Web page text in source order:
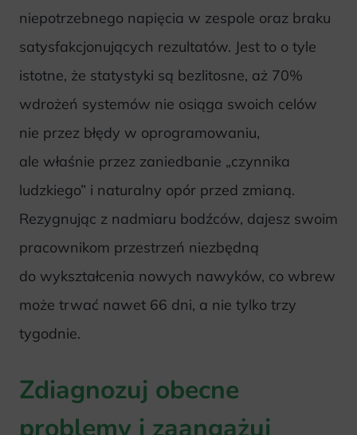
niepotrzebnego napięcia w zespole oraz braku
satysfakcjonujących rezultatów. Jest to o tyle
istotne, że statystyki są bezlitosne, aż 70%
wdrożeń systemów nie osiąga swoich celów
nie przez błędy w oprogramowaniu,
ale właśnie przez zaniedbanie „czynnika
ludzkiego” i naturalny opór przed zmianą.
Rezygnując z nadmiaru bodźców, dajesz swoim
pracownikom przestrzeń niezbędną
do wykształcenia nowych nawyków, co wbrew
może trwać nawet 66 dni, a nie tylko trzy
tygodnie.
Zdiagnozuj obecne